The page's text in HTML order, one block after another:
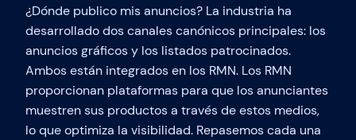
¿Dónde publico mis anuncios? La industria ha
desarrollado dos canales canónicos principales: los
anuncios gráficos y los listados patrocinados.
Ambos están integrados en los RMN. Los RMN
proporcionan plataformas para que los anunciantes
muestren sus productos a través de estos medios,
lo que optimiza la visibilidad. Repasemos cada una